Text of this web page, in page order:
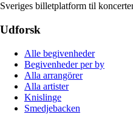
Sveriges billetplatform til
Udforsk
Alle begivenheder
Begivenheder per by
Alla arrangörer
Alla artister
Knislinge
Smedjebacken